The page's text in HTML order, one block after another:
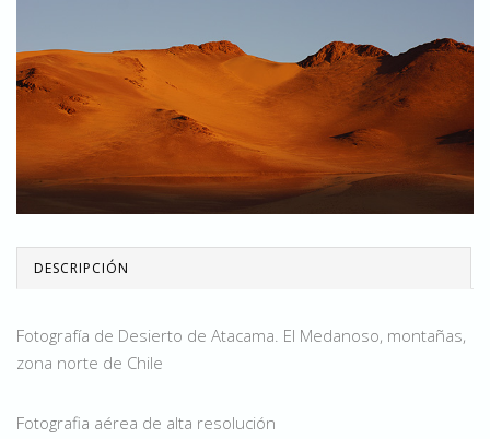
DESCRIPCIÓN
Fotografía de Desierto de Atacama. El Medanoso, montañas,
zona norte de Chile
Fotografia aérea de alta resolución